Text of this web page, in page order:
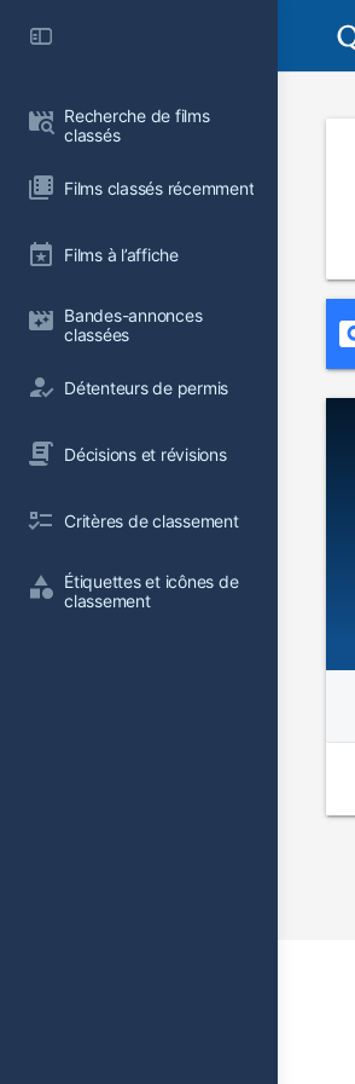
Recherche de films
classés
Films classés récemment
Films à l’affiche
Bandes-annonces
classées
Détenteurs de permis
Décisions et révisions
Critères de classement
Étiquettes et icônes de
classement